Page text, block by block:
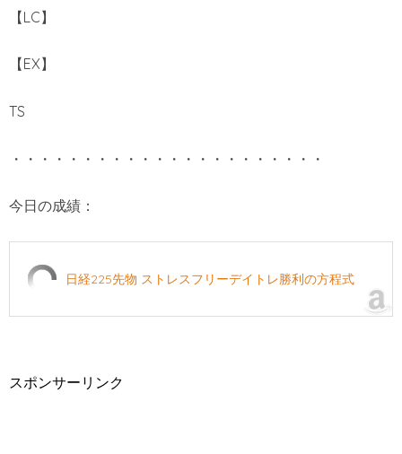
【LC】
【EX】
TS
・・・・・・・・・・・・・・・・・・・・・・
今日の成績：
日経225先物 ストレスフリーデイトレ勝利の方程式
スポンサーリンク